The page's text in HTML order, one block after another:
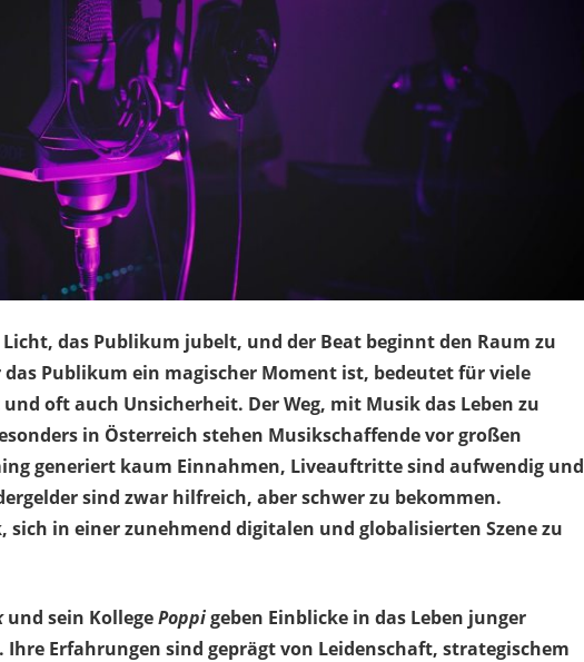
das Publikum jubelt, und der Beat beginnt den Raum zu
Publikum ein magischer Moment ist, bedeutet für viele
oft auch Unsicherheit. Der Weg, mit Musik das Leben zu
in Österreich stehen Musikschaffende vor großen
generiert kaum Einnahmen, Liveauftritte sind aufwendig und
sind zwar hilfreich, aber schwer zu bekommen.
sich in einer zunehmend digitalen und globalisierten Szene zu
und sein KollegePoppigeben Einblicke in das Leben junger
Erfahrungen sind geprägt von Leidenschaft, strategischem